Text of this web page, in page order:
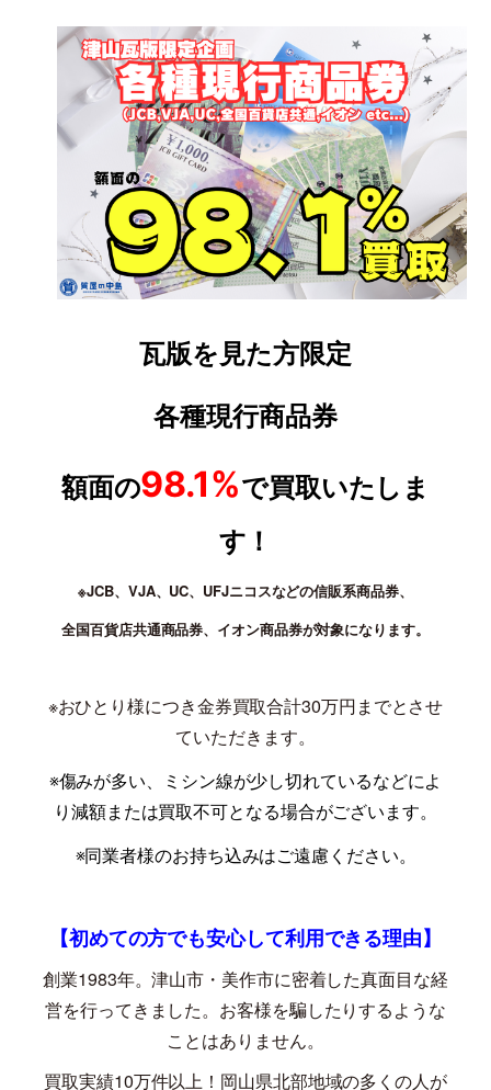
瓦版を見た方限定
各種現行商品券
額面の98.1%で買取いたしま
す！
※JCB、VJA、UC、UFJニコスなどの信販系商品券、
全国百貨店共通商品券、イオン商品券が対象になります。
※おひとり様につき金券買取合計30万円までとさせ
ていただきます。
※傷みが多い、ミシン線が少し切れているなどによ
り減額または買取不可となる場合がございます。
※同業者様のお持ち込みはご遠慮ください。
【初めての方でも安心して利用できる理由】
創業1983年。津山市・美作市に密着した真面目な経
営を行ってきました。お客様を騙したりするような
ことはありません。
買取実績10万件以上！岡山県北部地域の多くの人が